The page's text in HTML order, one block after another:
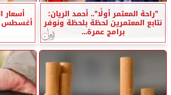
”راحة المعتمر أولًا”.. أحمد الريان:
نتابع المعتمرين لحظة بلحظة ونوفر
برامج عمرة...